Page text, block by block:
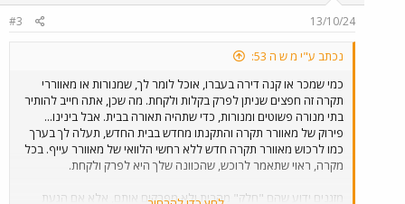
13/10/24
#3
נכתב ע"י מ ש ה 53:
כמי שמכר או קנה דירה בעברו, אוכל לומר לך, שמנורות או מאווררי
תקרה זה חפצים שניתן לפרק בקלות ולקחת. מה שכן, אתה חייב להותיר
בתי מנורה פשוטים ומנורות, כדי שתהיה תאורה בבית. אבל בינינו...
פירוק של מאוורר תקרה והתקנתו מחדש בבית החדש, תעלה לך בערך
כמו לרכוש מאוורר תקרה חדש ללא רחשי הלוואי של מאוורר עייף. בכל
מקרה, ראוי שתאמר לרוכש, שהכוונה שלך היא לפרק ולקחת.
מזגנים ידוע שהם "חלק" מהבית ולא מפרקים אותם, אלא אם הגעת